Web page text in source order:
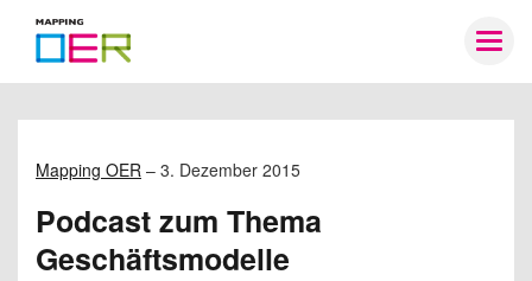
Mapping
OER
Mapping OER – 3. Dezember 2015
Podcast zum Thema
Geschäftsmodelle